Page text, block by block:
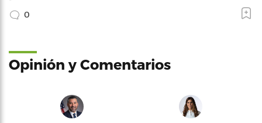
0
Opinión y Comentarios